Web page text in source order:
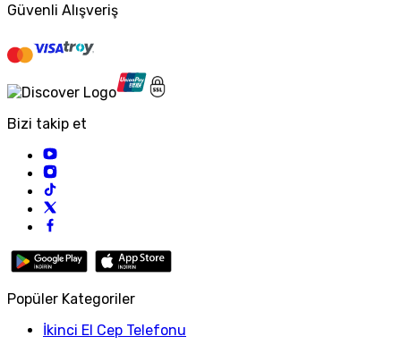
Güvenli Alışveriş
Bizi takip et
Popüler Kategoriler
İkinci El Cep Telefonu